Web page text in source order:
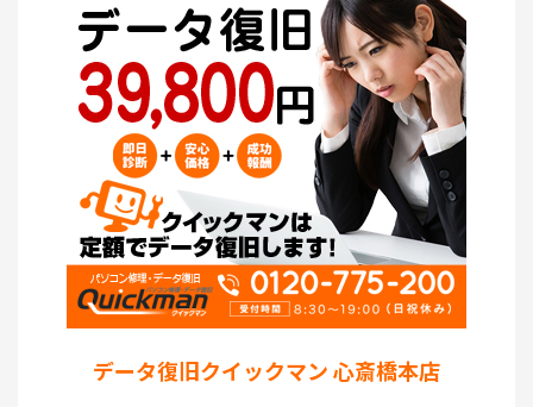
データ復旧クイックマン 心斎橋本店